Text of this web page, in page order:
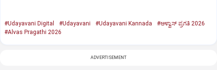
#Udayavani Digital #Udayavani #Udayavani Kannada
#ಆಳ್ವಾಸ್‌ ಪ್ರಗತಿ 2026
#Alvas Pragathi 2026
ADVERTISEMENT